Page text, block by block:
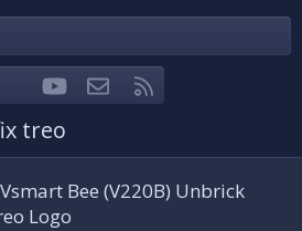
TwitteryoutubeLiên hệ
treo
Bee (V220B) Unbrick
Logo